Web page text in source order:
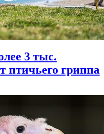
3 тыс.
птичьего гриппа